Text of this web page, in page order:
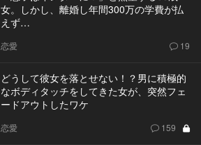
女。しかし、離婚し年間300万の学費が払
えず…
恋愛 19
どうして彼女を落とせない！？男に積極的
なボディタッチをしてきた女が、突然フェ
ードアウトしたワケ
恋愛 159